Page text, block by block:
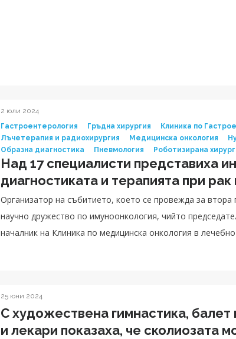
2 юли 2024
Гастроентерология
Гръдна хирургия Клиника по
Лъчетерапия и радиохирургия
Медицинска онкология
Образна диагностика
Пневмология Роботизирана
Над 17 специалисти представиха
диагностиката и терапията при
Организатор на събитието, което се провежда за втора
научно дружество по имуноонкология, чийто
началник на Клиника по медицинска онкология в
25 юни 2024
С художествена гимнастика,
и лекари показаха, че сколиозата